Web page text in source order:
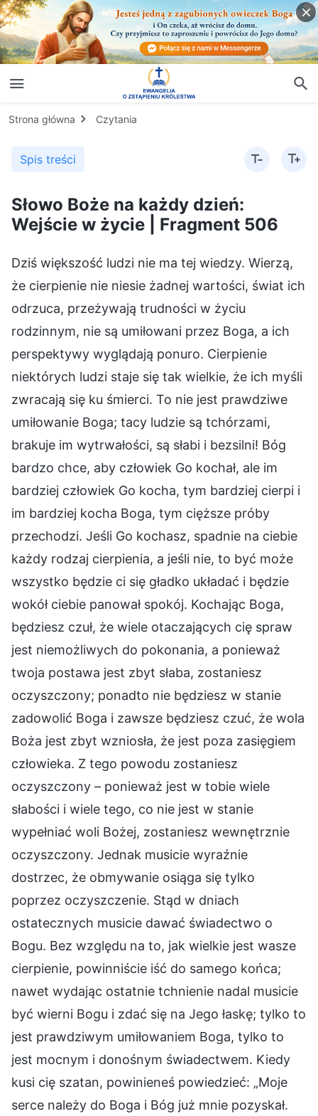
Strona główna Czytania
Spis treści
Słowo Boże na każdy dzień:
Wejście w życie | Fragment 506
Dziś większość ludzi nie ma tej wiedzy. Wierzą,
że cierpienie nie niesie żadnej wartości, świat ich
odrzuca, przeżywają trudności w życiu
rodzinnym, nie są umiłowani przez Boga, a ich
perspektywy wyglądają ponuro. Cierpienie
niektórych ludzi staje się tak wielkie, że ich myśli
zwracają się ku śmierci. To nie jest prawdziwe
umiłowanie Boga; tacy ludzie są tchórzami,
brakuje im wytrwałości, są słabi i bezsilni! Bóg
bardzo chce, aby człowiek Go kochał, ale im
bardziej człowiek Go kocha, tym bardziej cierpi i
im bardziej kocha Boga, tym cięższe próby
przechodzi. Jeśli Go kochasz, spadnie na ciebie
każdy rodzaj cierpienia, a jeśli nie, to być może
wszystko będzie ci się gładko układać i będzie
wokół ciebie panował spokój. Kochając Boga,
będziesz czuł, że wiele otaczających cię spraw
jest niemożliwych do pokonania, a ponieważ
twoja postawa jest zbyt słaba, zostaniesz
oczyszczony; ponadto nie będziesz w stanie
zadowolić Boga i zawsze będziesz czuć, że wola
Boża jest zbyt wzniosła, że jest poza zasięgiem
człowieka. Z tego powodu zostaniesz
oczyszczony – ponieważ jest w tobie wiele
słabości i wiele tego, co nie jest w stanie
wypełniać woli Bożej, zostaniesz wewnętrznie
oczyszczony. Jednak musicie wyraźnie
dostrzec, że obmywanie osiąga się tylko
poprzez oczyszczenie. Stąd w dniach
ostatecznych musicie dawać świadectwo o
Bogu. Bez względu na to, jak wielkie jest wasze
cierpienie, powinniście iść do samego końca;
nawet wydając ostatnie tchnienie nadal musicie
być wierni Bogu i zdać się na Jego łaskę; tylko to
jest prawdziwym umiłowaniem Boga, tylko to
jest mocnym i donośnym świadectwem. Kiedy
kusi cię szatan, powinieneś powiedzieć: „Moje
serce należy do Boga i Bóg już mnie pozyskał.